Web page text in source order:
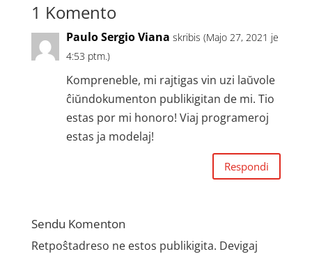
1 Komento
Paulo Sergio Viana skribis (Majo 27, 2021 je
4:53 ptm.)
Kompreneble, mi rajtigas vin uzi laŭvole
ĉiŭndokumenton publikigitan de mi. Tio
estas por mi honoro! Viaj programeroj
estas ja modelaj!
Respondi
Sendu Komenton
Retpoŝtadreso ne estos publikigita. Devigaj